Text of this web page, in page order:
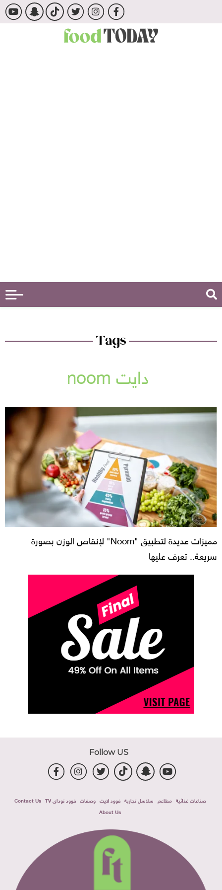
Tags
دايت noom
مميزات عديدة لتطبيق "Noom" لإنقاص الوزن بصورة
سريعة.. تعرف عليها
Follow US
صناعات غذائية مطاعم سلاسل تجارية فوود لايت وصفات فوود توداى TV
Contact Us
About Us